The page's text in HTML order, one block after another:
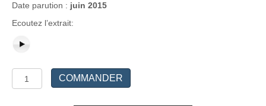
Date parution : juin 2015
Ecoutez l’extrait:
de
COMMANDER